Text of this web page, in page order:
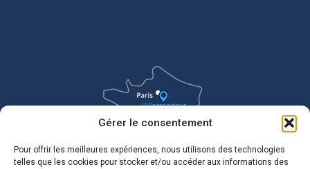
Gérer le consentement
Pour offrir les meilleures expériences, nous utilisons des technologies
telles que les cookies pour stocker et/ou accéder aux informations des